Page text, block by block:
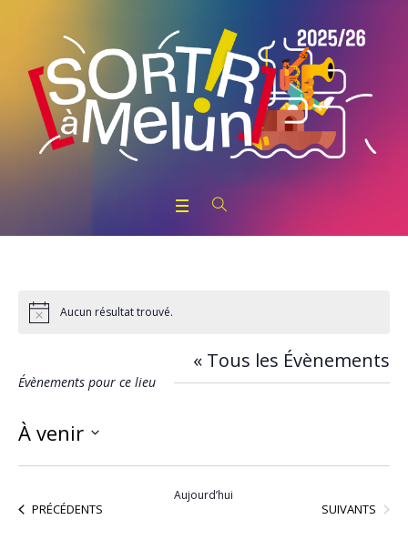
NoticeAucun résultat trouvé.
« Tous les Évènements
Évènements pour ce lieu
À venir
Sélectionnez
date.
ÉVÈNEMENTS
PRÉCÉDENTS
Aujourd’hui
ÉVÈNEMENTS
SUIVANTS